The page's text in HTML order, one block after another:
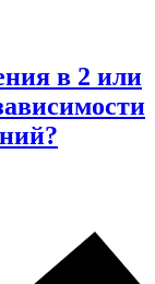
в 2 или